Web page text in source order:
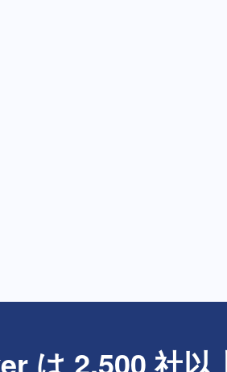
は 2,500 社以